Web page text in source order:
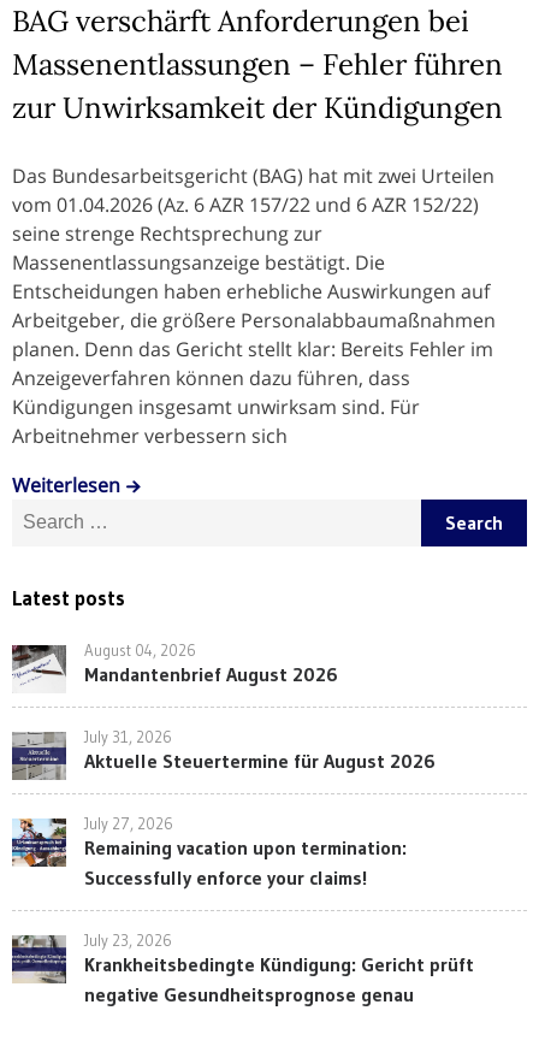
BAG verschärft Anforderungen bei
Massenentlassungen – Fehler führen
zur Unwirksamkeit der Kündigungen
Das Bundesarbeitsgericht (BAG) hat mit zwei Urteilen
vom 01.04.2026 (Az. 6 AZR 157/22 und 6 AZR 152/22)
seine strenge Rechtsprechung zur
Massenentlassungsanzeige bestätigt. Die
Entscheidungen haben erhebliche Auswirkungen auf
Arbeitgeber, die größere Personalabbaumaßnahmen
planen. Denn das Gericht stellt klar: Bereits Fehler im
Anzeigeverfahren können dazu führen, dass
Kündigungen insgesamt unwirksam sind. Für
Arbeitnehmer verbessern sich
Weiterlesen
Search for:
Latest posts
August 04, 2026
Mandantenbrief August 2026
July 31, 2026
Aktuelle Steuertermine für August 2026
July 27, 2026
Remaining vacation upon termination:
Successfully enforce your claims!
July 23, 2026
Krankheitsbedingte Kündigung: Gericht prüft
negative Gesundheitsprognose genau